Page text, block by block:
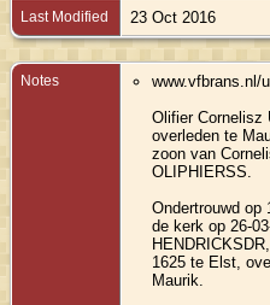
Last Modified 23 Oct 2016
Notes
www.vfbrans.nl/
Olifier Cornelisz
overleden te
zoon van
OLIPHIERSS.
Ondertrouwd op
de kerk op 26-
1625 te Elst,
Maurik.